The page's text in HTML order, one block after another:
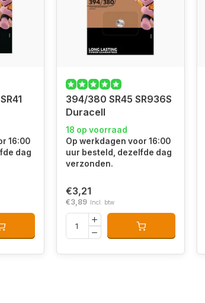
16:00
dag
394/380 SR45 SR936S
Duracell
18 op voorraad
Op werkdagen voor 16:00
uur besteld, dezelfde dag
verzonden.
€3,21
€3,89 Incl. btw